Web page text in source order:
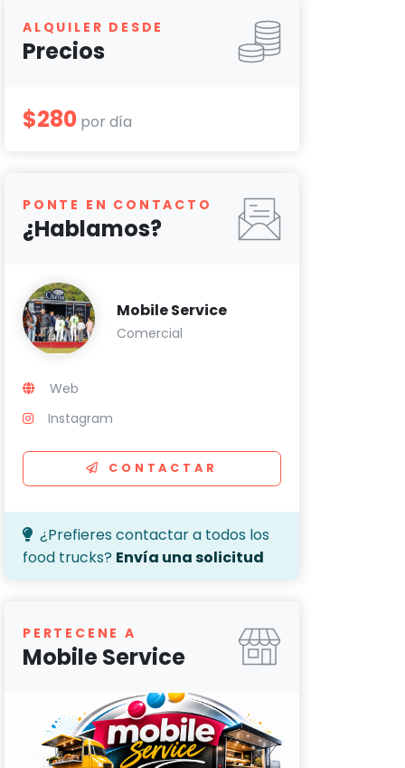
ALQUILER DESDE
Precios
$280 por día
PONTE EN CONTACTO
¿Hablamos?
Mobile Service
Comercial
Web
Instagram
CONTACTAR
¿Prefieres contactar a todos los
food trucks? Envía una solicitud
PERTECENE A
Mobile Service